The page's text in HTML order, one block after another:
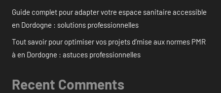
Guide complet pour adapter votre espace sanitaire accessible
en Dordogne : solutions professionnelles
Tout savoir pour optimiser vos projets d’mise aux normes PMR
à en Dordogne : astuces professionnelles
Recent Comments